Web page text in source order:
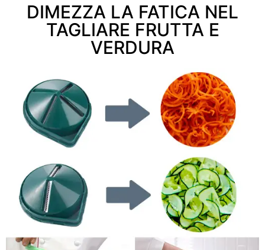
DIMEZZA LA FATICA NEL
TAGLIARE FRUTTA E
VERDURA